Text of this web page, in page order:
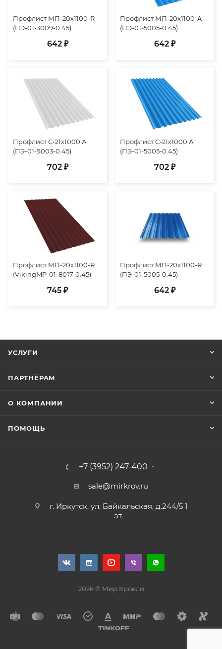
Профлист МП-20х1100-R
(ПЭ-01-3009-0.45)
642 ₽
Профлист МП-20х1100-A
(ПЭ-01-5005-0.45)
642 ₽
Профлист С-21х1000 А
(ПЭ-01-9003-0.45)
702 ₽
Профлист С-21х1000 А
(ПЭ-01-5005-0.45)
702 ₽
Профлист МП-20х1100-R
(VikingMP-01-8017-0.45)
745 ₽
Профлист МП-20х1100-R
(ПЭ-01-5005-0.45)
642 ₽
УСЛУГИ
ПАРТНЁРАМ
О КОМПАНИИ
ПОМОЩЬ
+7 (3952) 247-400
sale@mirkrov.ru
г. Иркутск, ул. Байкальская, д.244/5 1
эт.
2026 © Мир Кровли